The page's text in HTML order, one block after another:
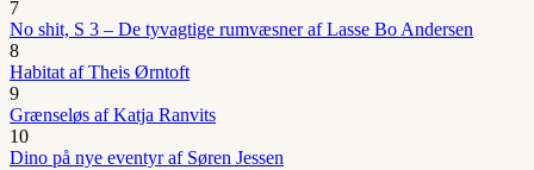
7
No shit, S 3 – De tyvagtige rumvæsner af Lasse Bo Andersen
8
Habitat af Theis Ørntoft
9
Grænseløs af Katja Ranvits
10
Dino på nye eventyr af Søren Jessen